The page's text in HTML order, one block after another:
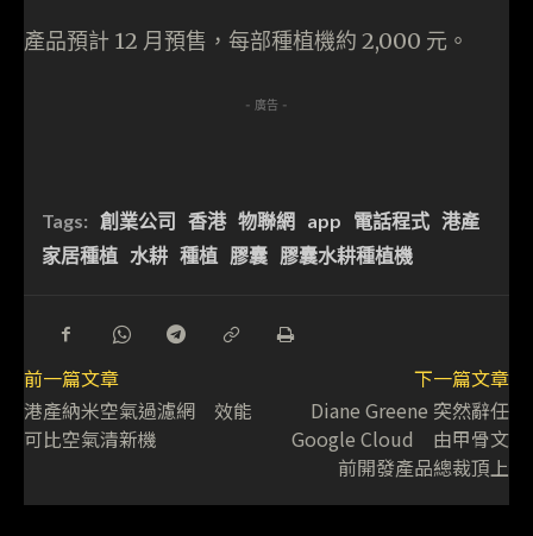
產品預計 12 月預售，每部種植機約 2,000 元。
- 廣告 -
Tags: 創業公司 香港 物聯網 app 電話程式 港產
家居種植 水耕 種植 膠囊 膠囊水耕種植機
前一篇文章
港產納米空氣過濾網 效能
可比空氣清新機
下一篇文章
Diane Greene 突然辭任
Google Cloud 由甲骨文
前開發產品總裁頂上